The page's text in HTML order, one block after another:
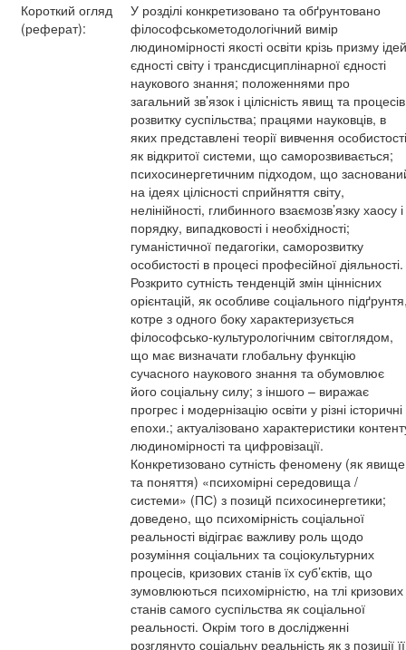
Короткий огляд
(реферат):
У розділі конкретизовано та обґрунтовано
філософськометодологічний вимір
людиномірності якості освіти крізь призму ідей
єдності світу і трансдисциплінарної єдності
наукового знання; положеннями про
загальний зв’язок і цілісність явищ та процесів
розвитку суспільства; працями науковців, в
яких представлені теорії вивчення особистості
як відкритої системи, що саморозвивається;
психосинергетичним підходом, що
на ідеях цілісності сприйняття світу,
нелінійності, глибинного взаємозв’язку хаосу і
порядку, випадковості і необхідності;
гуманістичної педагогіки, саморозвитку
особистості в процесі професійної діяльності.
Розкрито сутність тенденцій змін ціннісних
орієнтацій, як особливе соціального
котре з одного боку характеризується
філософсько-культурологічним світоглядом,
що має визначати глобальну функцію
сучасного наукового знання та обумовлює
його соціальну силу; з іншого – виражає
прогрес і модернізацію освіти у різні історичні
епохи.; актуалізовано характеристики
людиномірності та цифровізації.
Конкретизовано сутність феномену (як явище
та поняття) «психомірні середовища /
системи» (ПС) з позицй психосинергетики;
доведено, що психомірність соціальної
реальності відіграє важливу роль щодо
розуміння соціальних та соціокультурних
процесів, кризових станів їх суб’єктів, що
зумовлюються психомірністю, на тлі кризових
станів самого суспільства як соціальної
реальності. Окрім того в дослідженні
розглянуто соціальну реальність як з позиції її